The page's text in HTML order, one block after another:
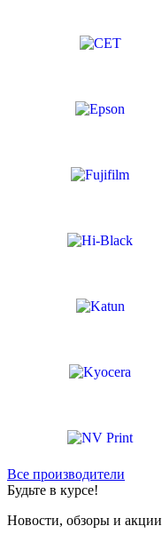
Все производители
Будьте в курсе!
Новости, обзоры и акции